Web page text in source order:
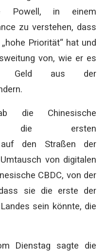
Powell, in einem
zu verstehen, dass
Priorität“ hat und
von, wie er es
Geld aus der
die Chinesische
die ersten
auf den Straßen der
von digitalen
CBDC, von der
sie die erste der
sein könnte, die
Dienstag sagte die